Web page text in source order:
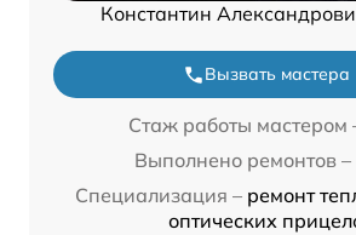
Константин
Вызвать мастера
Стаж работы мастером
Выполнено ремонтов –
Специализация – ремонт
оптических